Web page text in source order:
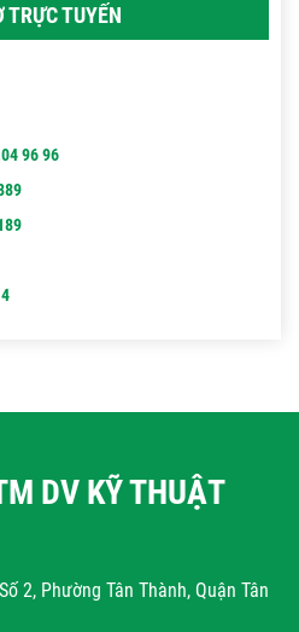
TRỰC TUYẾN
96 96
DV KỸ THUẬT
2, Phường Tân Thành, Quận Tân